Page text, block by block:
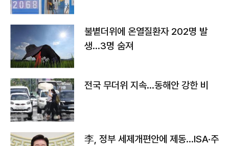
불볕더위에 온열질환자 202명 발
생…3명 숨져
전국 무더위 지속…동해안 강한 비
李, 정부 세제개편안에 제동…ISA·주